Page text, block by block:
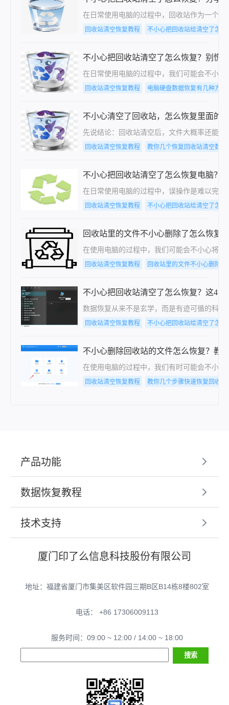
在日常使用电脑的过程中，回收站作为一个
回收站清空恢复教程 不小心把回收站给清空了怎么
不小心把回收站清空了怎么恢复？别慌
在日常使用电脑的过程中，我们可能会不小
回收站清空恢复教程 电脑硬盘数据恢复有几种方法
不小心清空了回收站，怎么恢复里面的
先说结论：回收站清空后，文件大概率还能
回收站清空恢复教程 教你几个恢复回收站清空数据
不小心把回收站清空了怎么恢复电脑？
在日常使用电脑的过程中，误操作是难以完
回收站清空恢复教程 不小心把回收站给清空了怎么
回收站里的文件不小心删除了怎么恢复
在使用电脑的过程中，我们可能会不小心将
回收站清空恢复教程 回收站里的文件不小心删除了
不小心把回收站清空了怎么恢复？这4个
数据恢复从来不是玄学，而是有迹可循的科
回收站清空恢复教程 不小心把回收站给清空了怎么
不小心删除回收站的文件怎么恢复？教
在使用电脑的过程中，我们有时可能会不小
回收站清空恢复教程 教你几个步骤快速恢复回收站
产品功能
数据恢复教程
技术支持
厦门印了么信息科技股份有限公司
地址：福建省厦门市集美区软件园三期B区B14栋8楼802室
电话： +86 17306009113
服务时间：09:00 ~ 12:00 / 14:00 ~ 18:00